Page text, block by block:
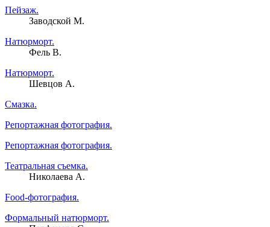
Пейзаж.
Заводской М.
Натюрморт.
Фель В.
Натюрморт.
Шевцов А.
Смазка.
Репортажная фотография.
Репортажная фотография.
Театральная съемка.
Николаева А.
Food-фотография.
Формальный натюрморт.